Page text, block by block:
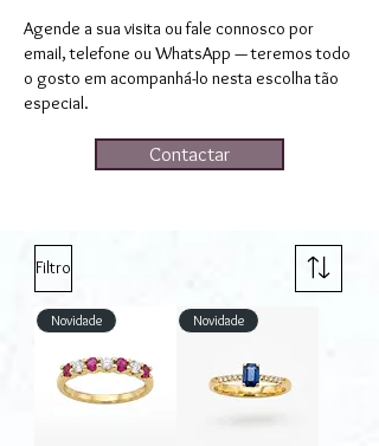
Agende a sua visita ou fale connosco por
email, telefone ou WhatsApp — teremos todo
o gosto em acompanhá-lo nesta escolha tão
especial.
Contactar
Filtro
Novidade Novidade